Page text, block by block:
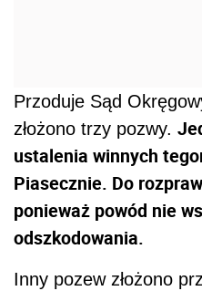
Przoduje Sąd
złożono trzy pozwy.
ustalenia winnych
Piasecznie. Do
ponieważ powód nie
odszkodowania.
Inny pozew złożono